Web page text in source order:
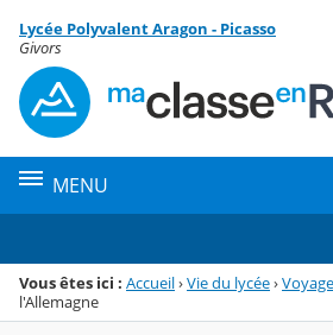
Menu de la rubrique
Contenu
Lycée Polyvalent Aragon - Picasso
Givors
MENU
Vous êtes ici : Accueil›Vie du lycée›
l'Allemagne